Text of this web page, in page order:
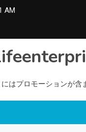
AM
はプロモーションが含